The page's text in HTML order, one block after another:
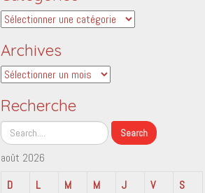
Catégories
Archives
Archives
Recherche
août 2026
D
L M M J V
S